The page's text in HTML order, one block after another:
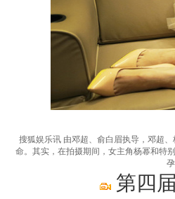
搜狐娱乐讯 由邓超、俞白眉执导，邓超
命。其实，在拍摄期间，女主角杨幂和特
第四